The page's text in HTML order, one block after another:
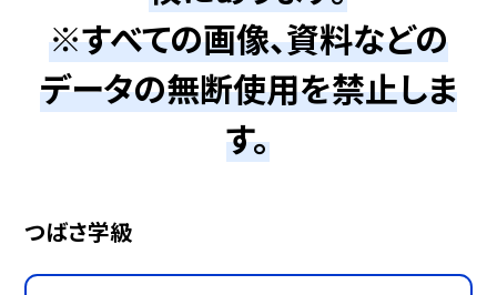
※すべての画像、資料などの
データの無断使用を禁止しま
す。
つばさ学級